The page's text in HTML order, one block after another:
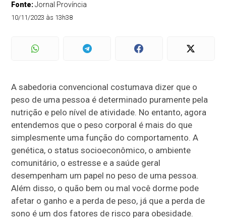
Fonte:Jornal Província
10/11/2023 às 13h38
A sabedoria convencional costumava dizer que o
peso de uma pessoa é determinado puramente pela
nutrição e pelo nível de atividade. No entanto, agora
entendemos que o peso corporal é mais do que
simplesmente uma função do comportamento. A
genética, o status socioeconômico, o ambiente
comunitário, o estresse e a saúde geral
desempenham um papel no peso de uma pessoa.
Além disso, o quão bem ou mal você dorme pode
afetar o ganho e a perda de peso, já que a perda de
sono é um dos fatores de risco para obesidade.